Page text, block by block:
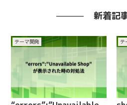
新着記
テーマ開発 テ